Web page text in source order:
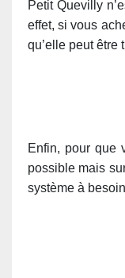
Petit Quevilly
effet, si vous
qu’elle peut être
Enfin, pour que
possible mais
système à